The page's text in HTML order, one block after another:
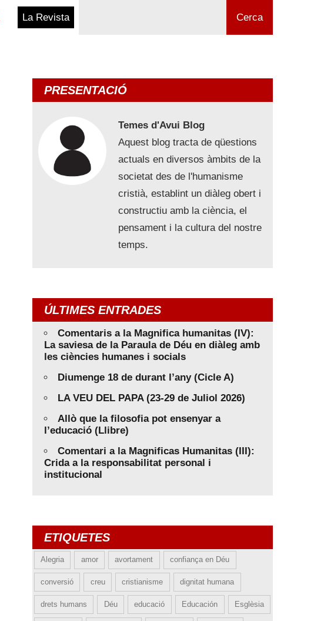
Cerca
La Revista
PRESENTACIÓ
Temes d'Avui Blog
Aquest blog tracta de qüestions
actuals en diversos àmbits de la
societat des de l'humanisme
cristià, establint un diàleg obert i
constructiu amb la ciència, el
pensament i la cultura del nostre
temps.
ÚLTIMES ENTRADES
Comentaris a la Magnifica humanitas (IV):
La saviesa de la Paraula de Déu en diàleg amb
les ciències humanes i socials
Diumenge 18 de durant l’any (Cicle A)
LA VEU DEL PAPA (23-29 de Juliol 2026)
Allò que la filosofia pot ensenyar a
l’educació (Llibre)
Comentari a la Magnificas Humanitas (III):
Crida a la responsabilitat personal i
institucional
ETIQUETES
Alegria amor avortament confiança en Déu
conversió creu cristianisme dignitat humana
drets humans Déu educació Educación Esglèsia